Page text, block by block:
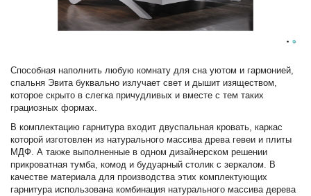
Способная наполнить любую комнату для сна уютом и гармонией,
спальня Эвита буквально излучает свет и дышит изяществом,
которое скрыто в слегка причудливых и вместе с тем таких
грациозных формах.
В комплектацию гарнитура входит двуспальная кровать, каркас
которой изготовлен из натурального массива древа гевеи и плиты
МДФ. А также выполненные в одном дизайнерском решении
прикроватная тумба, комод и будуарный столик с зеркалом. В
качестве материала для производства этих комплектующих
гарнитура использована комбинация натурального массива дерева